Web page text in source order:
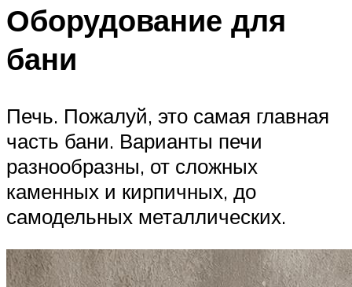
Оборудование для
бани
Печь. Пожалуй, это самая главная
часть бани. Варианты печи
разнообразны, от сложных
каменных и кирпичных, до
самодельных металлических.